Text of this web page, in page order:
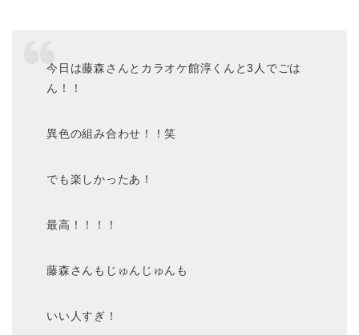
今日は藤森さんとカラオケ館淳くんと3人でごは
ん！！
異色の組み合わせ！！笑
でも楽しかったあ！
最高！！！！
藤森さんもじゅんじゅんも
いい人すぎ！